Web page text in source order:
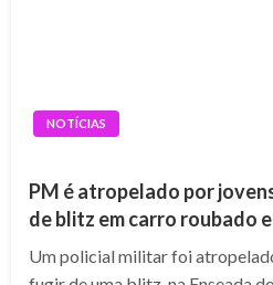
NOTÍCIAS
PM é atropelado por
de blitz em carro roubado
Um policial militar foi